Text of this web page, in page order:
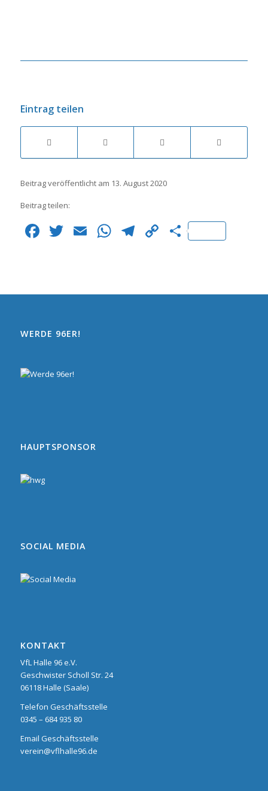
Eintrag teilen
Beitrag veröffentlicht am 13. August 2020
Beitrag teilen:
Facebook
Twitter
EmailWhatsApp
Telegram
Copy
Teilen
WERDE 96ER!
HAUPTSPONSOR
SOCIAL MEDIA
KONTAKT
VfL Halle 96 e.V.
Geschwister Scholl Str. 24
06118 Halle (Saale)
Telefon Geschäftsstelle
0345 – 684 935 80
Email Geschäftsstelle
verein@vflhalle96.de